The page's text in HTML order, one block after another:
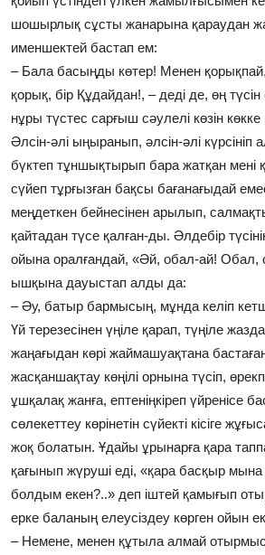
шошырлық сұсты жанарына қараудан
именшектей бастап ем:
– Бала басыңды көтер! Менен қорықпай,
қорық, бір Құдайдан!, – деді де, өң түсін
нұры түстес сарғыш сәулелі көзін
Әлсін-әлі ыңыранып, әлсін-әлі күрсініп
бүктеп тұншықтырып бара жатқан мені
сүйеп тұрғызған бақсы бағанағыдай
меңдеткен бейнесінен арылып,
қайтадан түсе қалған-ды. Әлдебір
ойына оралғандай, «Әй, обал-ай! Обал,
ышқына дауыстап алды да:
– Әу, батыр бармысың, мұнда келіп
Үй терезесінен үңіле қарап, түңіле
жаңағыдан көрі жаймашуақтана
жасқаншақтау көңілі орнына түсіп,
ұшқалақ жанға, ептеніңкіреп үйренісе
сөлекеттеу көрінетін сүйекті кісіге
жоқ болатын. Ұдайы ұрынарға қара
қағынып жүруші еді, «қара басқыр мына
болдым екен?..» деп іштей қамығып
ерке баланың елеусіздеу көрген ойын
– Немене, менен құтыла алмай